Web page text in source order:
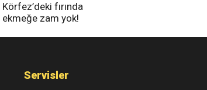
Körfez’deki fırında
ekmeğe zam yok!
Servisler